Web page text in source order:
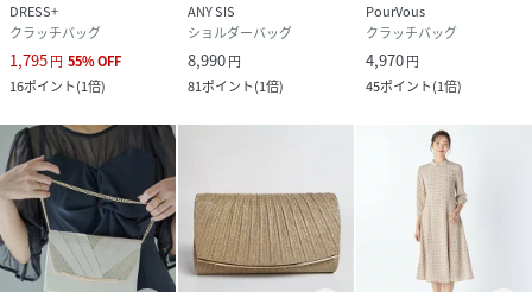
DRESS+
クラッチバッグ
1,795円 55%OFF
16ポイント(1倍)
ANY SIS
ショルダーバッグ
8,990円
81ポイント(1倍)
PourVous
クラッチバッグ
4,970円
45ポイント(1倍)